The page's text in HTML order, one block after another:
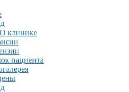
О клинике
пациента